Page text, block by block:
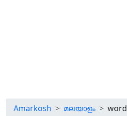
Amarkosh മലയാളം word